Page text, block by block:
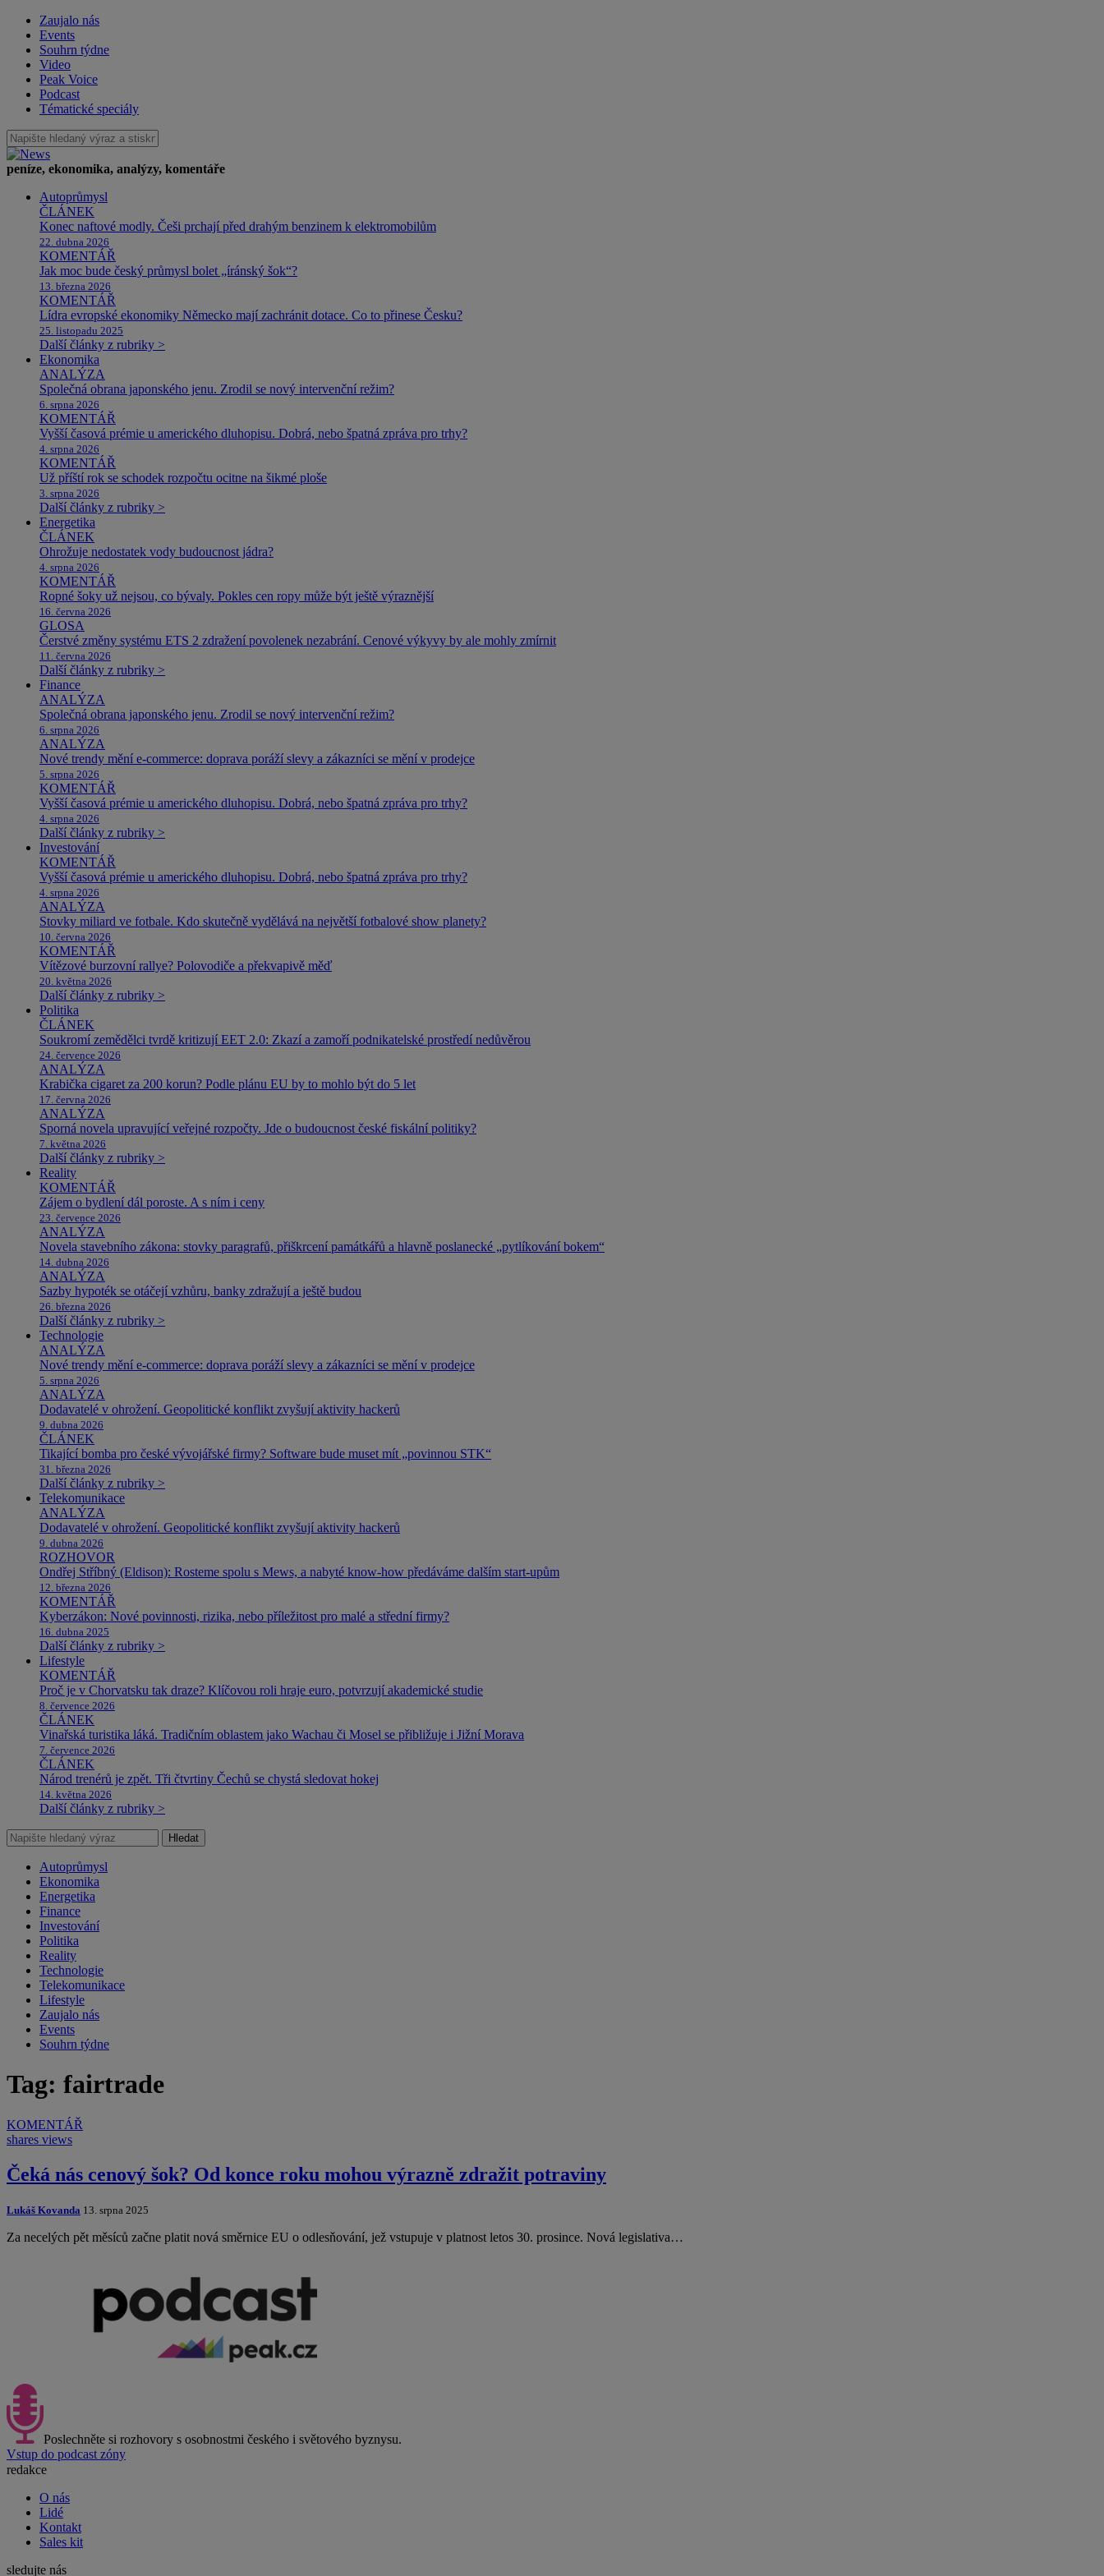
Zaujalo nás
Events
Souhrn týdne
Video
Peak Voice
Podcast
Tématické speciály
peníze, ekonomika, analýzy, komentáře
Autoprůmysl
ČLÁNEK
Konec naftové modly. Češi prchají před drahým benzinem k elektromobilům
22. dubna 2026
KOMENTÁŘ
Jak moc bude český průmysl bolet „íránský šok“?
13. března 2026
KOMENTÁŘ
Lídra evropské ekonomiky Německo mají zachránit dotace. Co to přinese Česku?
25. listopadu 2025
Další články z rubriky >
Ekonomika
ANALÝZA
Společná obrana japonského jenu. Zrodil se nový intervenční režim?
6. srpna 2026
KOMENTÁŘ
Vyšší časová prémie u amerického dluhopisu. Dobrá, nebo špatná zpráva pro trhy?
4. srpna 2026
KOMENTÁŘ
Už příští rok se schodek rozpočtu ocitne na šikmé ploše
3. srpna 2026
Další články z rubriky >
Energetika
ČLÁNEK
Ohrožuje nedostatek vody budoucnost jádra?
4. srpna 2026
KOMENTÁŘ
Ropné šoky už nejsou, co bývaly. Pokles cen ropy může být ještě výraznější
16. června 2026
GLOSA
Čerstvé změny systému ETS 2 zdražení povolenek nezabrání. Cenové výkyvy by ale mohly zmírnit
11. června 2026
Další články z rubriky >
Finance
ANALÝZA
Společná obrana japonského jenu. Zrodil se nový intervenční režim?
6. srpna 2026
ANALÝZA
Nové trendy mění e-commerce: doprava poráží slevy a zákazníci se mění v prodejce
5. srpna 2026
KOMENTÁŘ
Vyšší časová prémie u amerického dluhopisu. Dobrá, nebo špatná zpráva pro trhy?
4. srpna 2026
Další články z rubriky >
Investování
KOMENTÁŘ
Vyšší časová prémie u amerického dluhopisu. Dobrá, nebo špatná zpráva pro trhy?
4. srpna 2026
ANALÝZA
Stovky miliard ve fotbale. Kdo skutečně vydělává na největší fotbalové show planety?
10. června 2026
KOMENTÁŘ
Vítězové burzovní rallye? Polovodiče a překvapivě měď
20. května 2026
Další články z rubriky >
Politika
ČLÁNEK
Soukromí zemědělci tvrdě kritizují EET 2.0: Zkazí a zamoří podnikatelské prostředí nedůvěrou
24. července 2026
ANALÝZA
Krabička cigaret za 200 korun? Podle plánu EU by to mohlo být do 5 let
17. června 2026
ANALÝZA
Sporná novela upravující veřejné rozpočty. Jde o budoucnost české fiskální politiky?
7. května 2026
Další články z rubriky >
Reality
KOMENTÁŘ
Zájem o bydlení dál poroste. A s ním i ceny
23. července 2026
ANALÝZA
Novela stavebního zákona: stovky paragrafů, přiškrcení památkářů a hlavně poslanecké „pytlíkování bokem“
14. dubna 2026
ANALÝZA
Sazby hypoték se otáčejí vzhůru, banky zdražují a ještě budou
26. března 2026
Další články z rubriky >
Technologie
ANALÝZA
Nové trendy mění e-commerce: doprava poráží slevy a zákazníci se mění v prodejce
5. srpna 2026
ANALÝZA
Dodavatelé v ohrožení. Geopolitické konflikt zvyšují aktivity hackerů
9. dubna 2026
ČLÁNEK
Tikající bomba pro české vývojářské firmy? Software bude muset mít „povinnou STK“
31. března 2026
Další články z rubriky >
Telekomunikace
ANALÝZA
Dodavatelé v ohrožení. Geopolitické konflikt zvyšují aktivity hackerů
9. dubna 2026
ROZHOVOR
Ondřej Stříbný (Eldison): Rosteme spolu s Mews, a nabyté know-how předáváme dalším start-upům
12. března 2026
KOMENTÁŘ
Kyberzákon: Nové povinnosti, rizika, nebo příležitost pro malé a střední firmy?
16. dubna 2025
Další články z rubriky >
Lifestyle
KOMENTÁŘ
Proč je v Chorvatsku tak draze? Klíčovou roli hraje euro, potvrzují akademické studie
8. července 2026
ČLÁNEK
Vinařská turistika láká. Tradičním oblastem jako Wachau či Mosel se přibližuje i Jižní Morava
7. července 2026
ČLÁNEK
Národ trenérů je zpět. Tři čtvrtiny Čechů se chystá sledovat hokej
14. května 2026
Další články z rubriky >
Hledat
Autoprůmysl
Ekonomika
Energetika
Finance
Investování
Politika
Reality
Technologie
Telekomunikace
Lifestyle
Zaujalo nás
Events
Souhrn týdne
Tag: fairtrade
KOMENTÁŘ
shares views
Čeká nás cenový šok? Od konce roku mohou výrazně zdražit potraviny
Lukáš Kovanda 13. srpna 2025
Za necelých pět měsíců začne platit nová směrnice EU o odlesňování, jež vstupuje v platnost letos 30. prosince. Nová legislativa…
Poslechněte si rozhovory s osobnostmi českého i světového byznysu.
Vstup do podcast zóny
redakce
O nás
Lidé
Kontakt
Sales kit
sledujte nás